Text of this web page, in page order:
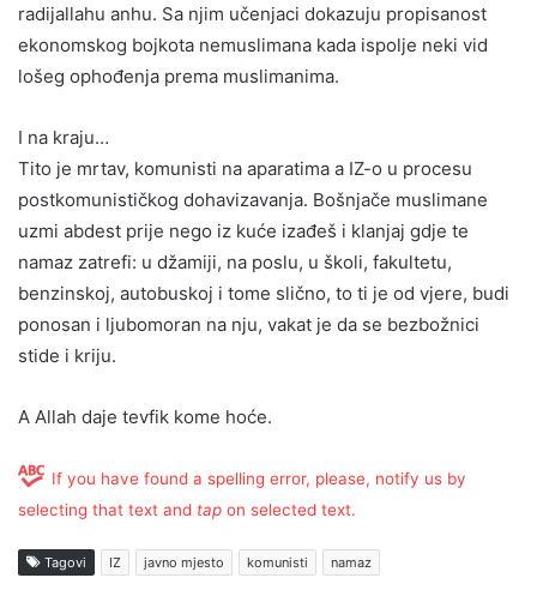
radijallahu anhu. Sa njim učenjaci dokazuju propisanost
ekonomskog bojkota nemuslimana kada ispolje neki vid
lošeg ophođenja prema muslimanima.
I na kraju…
Tito je mrtav, komunisti na aparatima a IZ-o u procesu
postkomunističkog dohavizavanja. Bošnjače muslimane
uzmi abdest prije nego iz kuće izađeš i klanjaj gdje te
namaz zatrefi: u džamiji, na poslu, u školi, fakultetu,
benzinskoj, autobuskoj i tome slično, to ti je od vjere, budi
ponosan i ljubomoran na nju, vakat je da se bezbožnici
stide i kriju.
A Allah daje tevfik kome hoće.
If you have found a spelling error, please, notify us by
selecting that text and tap on selected text.
Tagovi IZ javno mjesto komunisti namaz